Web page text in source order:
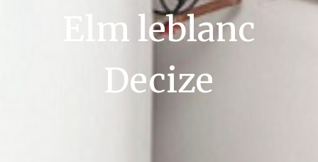
Elm leblanc
Decize